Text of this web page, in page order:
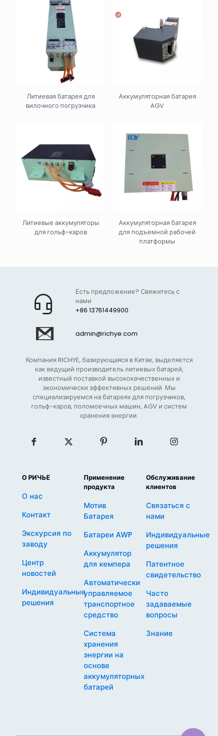
Литиевая батарея для
вилочного погрузчика
Аккумуляторная батарея
AGV
Литиевые аккумуляторы
для гольф-каров
Аккумуляторная батарея
для подъемной рабочей
платформы
+86 13761449900
Есть предложение? Свяжитесь с
нами
admin@richye.com
Компания RICHYE, базирующаяся в Китае, выделяется
как ведущий производитель литиевых батарей,
известный поставкой высококачественных и
экономически эффективных решений. Мы
специализируемся на батареях для погрузчиков,
гольф-каров, поломоечных машин, AGV и систем
хранения энергии.
О РИЧЬЕ
О нас
Контакт
Экскурсия по
заводу
Центр
новостей
Индивидуальные
решения
Применение
продукта
Мотив
Батарея
Батареи AWP
Аккумулятор
для кемпера
Автоматически
управляемое
транспортное
средство
Система
хранения
энергии на
основе
аккумуляторных
батарей
Обслуживание
клиентов
Связаться с
нами
Индивидуальные
решения
Патентное
свидетельство
Часто
задаваемые
вопросы
Знание